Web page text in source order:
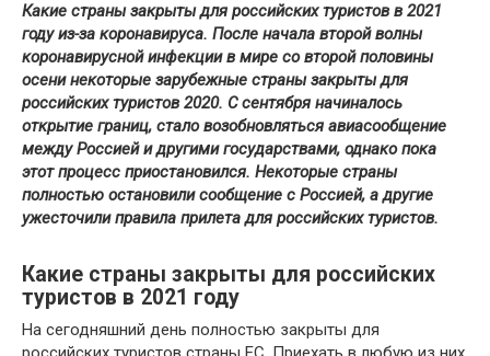
Какие страны закрыты для российских туристов в 2021
году из-за коронавируса. После начала второй волны
коронавирусной инфекции в мире со второй половины
осени некоторые зарубежные страны закрыты для
российских туристов 2020. С сентября начиналось
открытие границ, стало возобновляться авиасообщение
между Россией и другими государствами, однако пока
этот процесс приостановился. Некоторые страны
полностью остановили сообщение с Россией, а другие
ужесточили правила прилета для российских туристов.
Какие страны закрыты для российских
туристов в 2021 году
На сегодняшний день полностью закрыты для